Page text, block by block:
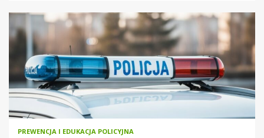
PREWENCJA I EDUKACJA POLICYJNA